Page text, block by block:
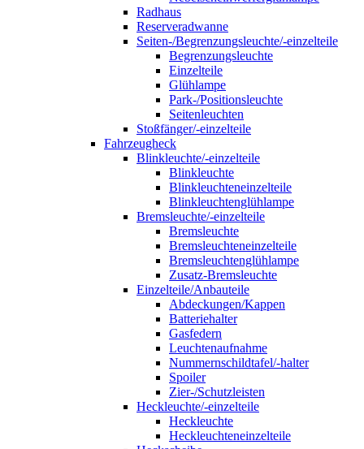
Radhaus
Reserveradwanne
Seiten-/Begrenzungsleuchte/-einzelteile
Begrenzungsleuchte
Einzelteile
Glühlampe
Park-/Positionsleuchte
Seitenleuchten
Stoßfänger/-einzelteile
Fahrzeugheck
Blinkleuchte/-einzelteile
Blinkleuchte
Blinkleuchteneinzelteile
Blinkleuchtenglühlampe
Bremsleuchte/-einzelteile
Bremsleuchte
Bremsleuchteneinzelteile
Bremsleuchtenglühlampe
Zusatz-Bremsleuchte
Einzelteile/Anbauteile
Abdeckungen/Kappen
Batteriehalter
Gasfedern
Leuchtenaufnahme
Nummernschildtafel/-halter
Spoiler
Zier-/Schutzleisten
Heckleuchte/-einzelteile
Heckleuchte
Heckleuchteneinzelteile